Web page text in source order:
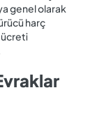
genel olarak
harç
ücreti